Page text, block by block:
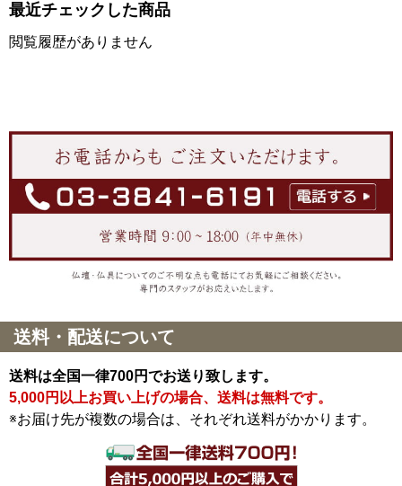
最近チェックした商品
閲覧履歴がありません
送料・配送について
送料は全国一律700円でお送り致します。
5,000円以上お買い上げの場合、送料は無料です。
※お届け先が複数の場合は、それぞれ送料がかかります。